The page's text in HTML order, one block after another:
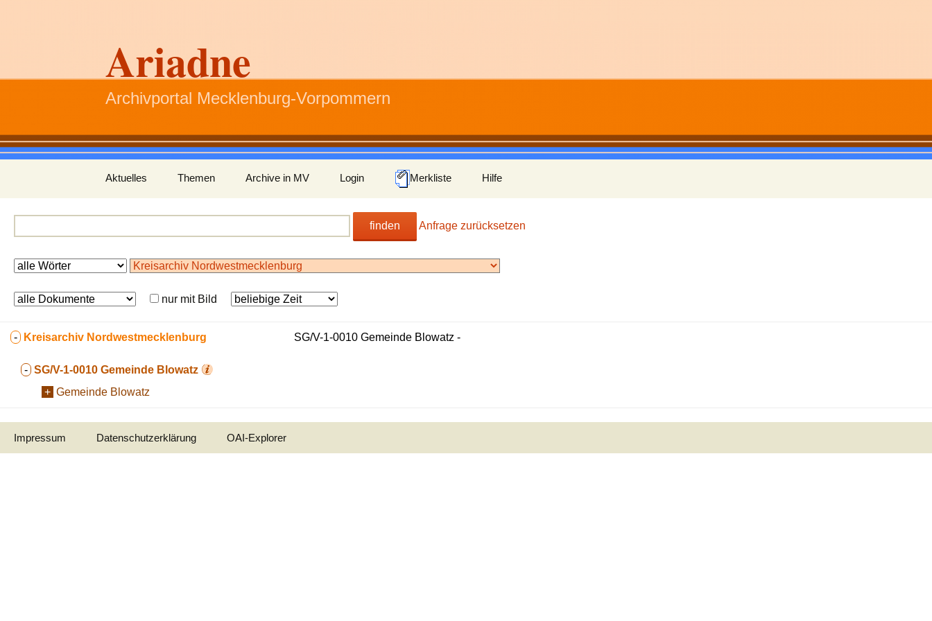
Ariadne
Archivportal Mecklenburg-Vorpommern
Inhalt
springen
Aktuelles Themen Archive in MV Login Merkliste Hilfe
finden Anfrage zurücksetzen
nur mit Bild
- Kreisarchiv Nordwestmecklenburg
- SG/V-1-0010 Gemeinde Blowatz
+ Gemeinde Blowatz
SG/V-1-0010 Gemeinde Blowatz -
Impressum Datenschutzerklärung OAI-Explorer